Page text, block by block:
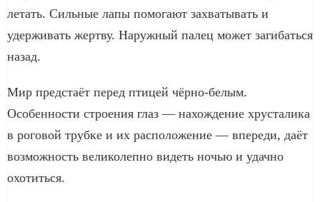
летать. Сильные лапы помогают захватывать и
удерживать жертву. Наружный палец может загибаться
назад.
Мир предстаёт перед птицей чёрно-белым.
Особенности строения глаз — нахождение хрусталика
в роговой трубке и их расположение — впереди, даёт
возможность великолепно видеть ночью и удачно
охотиться.